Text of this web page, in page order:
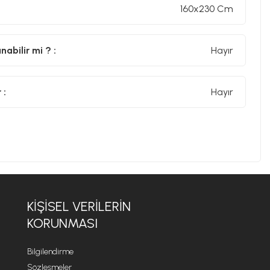
ışığına maruz bırakmamanız önerilir. Bu, renklerin
160x230 Cm
mi ? : Hayır
: Hayır
KİŞİSEL VERİLERİN
KORUNMASI
Bilgilendirme
Sözleşmeler